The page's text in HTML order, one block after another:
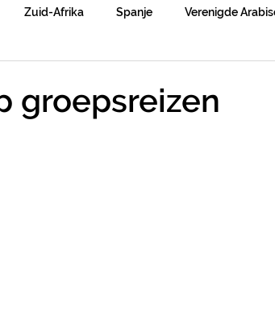
Zuid-Afrika Spanje Verenigde
groepsreizen